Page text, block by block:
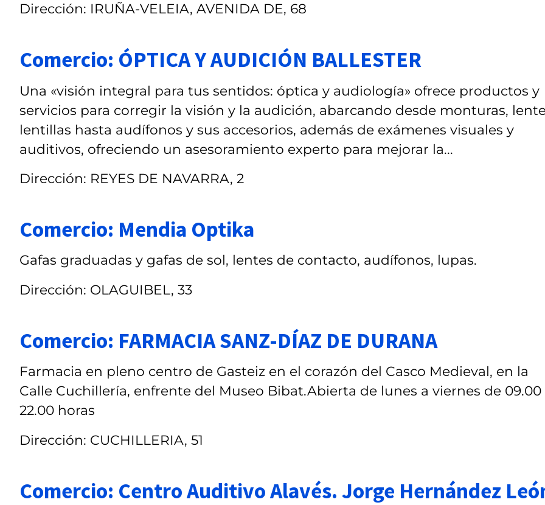
Dirección: IRUÑA-VELEIA, AVENIDA DE, 68
Comercio: ÓPTICA Y AUDICIÓN BALLESTER
Una «visión integral para tus sentidos: óptica y audiología» ofrece productos y
servicios para corregir la visión y la audición, abarcando desde monturas,
lentillas hasta audífonos y sus accesorios, además de exámenes visuales y
auditivos, ofreciendo un asesoramiento experto para mejorar la...
Dirección: REYES DE NAVARRA, 2
Comercio: Mendia Optika
Gafas graduadas y gafas de sol, lentes de contacto, audífonos, lupas.
Dirección: OLAGUIBEL, 33
Comercio: FARMACIA SANZ-DÍAZ DE DURANA
Farmacia en pleno centro de Gasteiz en el corazón del Casco Medieval, en la
Calle Cuchillería, enfrente del Museo Bibat.Abierta de lunes a viernes de 09.00
22.00 horas
Dirección: CUCHILLERIA, 51
Comercio: Centro Auditivo Alavés. Jorge Hernández